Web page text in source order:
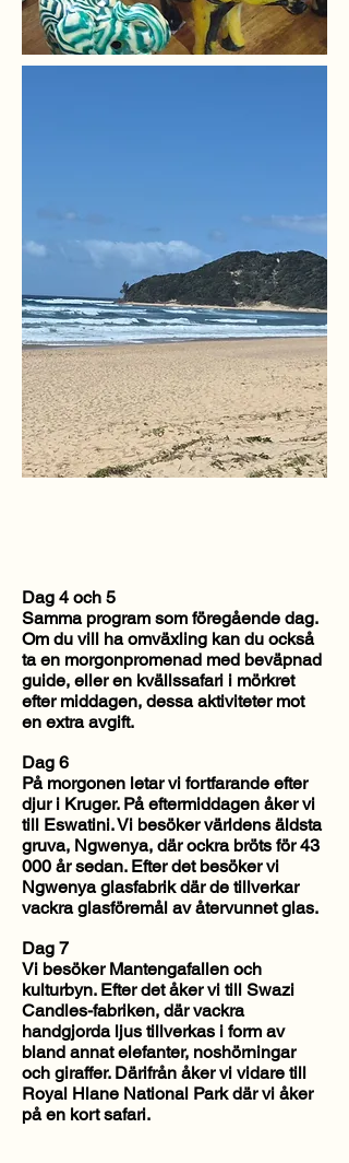
Dag 4 och 5
Samma program som föregående dag.
Om du vill ha omväxling kan du också
ta en morgonpromenad med beväpnad
guide, eller en kvällssafari i mörkret
efter middagen, dessa aktiviteter mot
en extra avgift.
Dag 6
På morgonen letar vi fortfarande efter
djur i Kruger. På eftermiddagen åker vi
till Eswatini. Vi besöker världens äldsta
gruva, Ngwenya, där ockra bröts för 43
000 år sedan. Efter det besöker vi
Ngwenya glasfabrik där de tillverkar
vackra glasföremål av återvunnet glas.
Dag 7
Vi besöker Mantengafallen och
kulturbyn. Efter det åker vi till Swazi
Candles-fabriken, där vackra
handgjorda ljus tillverkas i form av
bland annat elefanter, noshörningar
och giraffer. Därifrån åker vi vidare till
Royal Hlane National Park där vi åker
på en kort safari.